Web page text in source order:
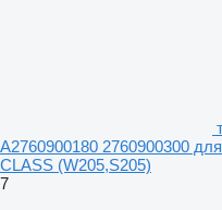
A2760900180 2760900300
CLASS (W205,S205)
7